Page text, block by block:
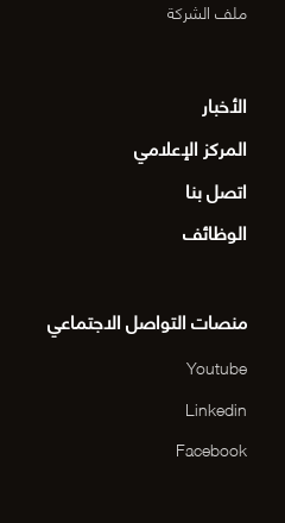
ملف الشركة
الأخبار
المركز الإعلامي
اتصل بنا
الوظائف
منصات التواصل الاجتماعي
Youtube
Linkedin
Facebook